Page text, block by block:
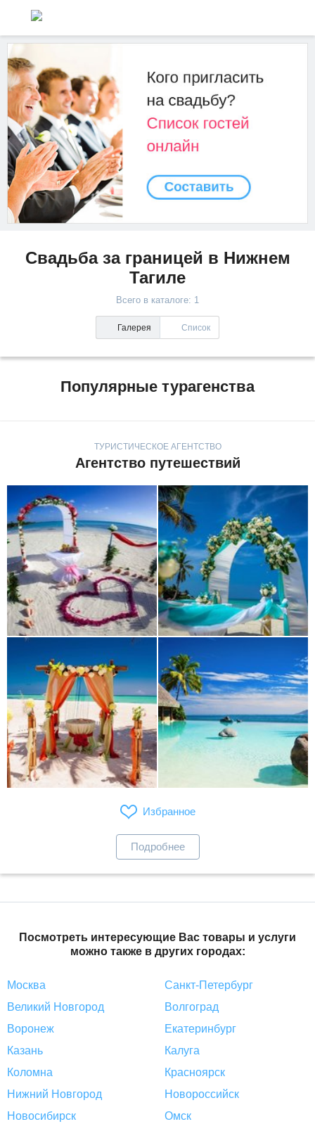
Свадьба за границей в Нижнем
Тагиле
Всего в каталоге: 1
Галерея Список
Популярные турагенства
ТУРИСТИЧЕСКОЕ АГЕНТСТВО
Агентство путешествий
Избранное
Подробнее
Посмотреть интересующие Вас товары и услуги
можно также в других городах:
Москва
Санкт-Петербург
Великий Новгород
Волгоград
Воронеж
Екатеринбург
Казань
Калуга
Коломна
Красноярск
Нижний Новгород
Новороссийск
Новосибирск
Омск